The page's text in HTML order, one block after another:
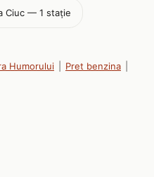
Ciuc — 1 stație
Humorului Pret benzina